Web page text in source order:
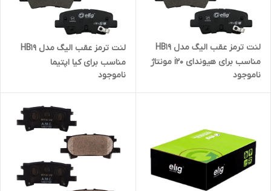
لنت ترمز عقب الیگ مدل HB19
مناسب برای هیوندای i20 مونتاژ
ناموجود
لنت ترمز عقب الیگ مدل HB19
مناسب برای کیا اپتیما
ناموجود